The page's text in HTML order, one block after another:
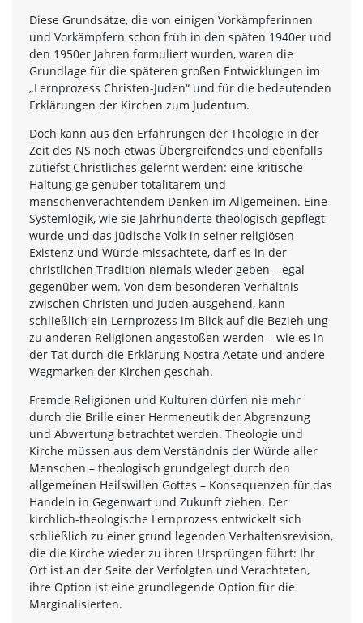
Diese Grundsätze, die von einigen Vorkämpferinnen
und Vorkämpfern schon früh in den späten 1940er und
den 1950er Jahren formuliert wurden, waren die
Grundlage für die späteren großen Entwicklungen im
„Lernprozess Christen-Juden“ und für die bedeutenden
Erklärungen der Kirchen zum Judentum.
Doch kann aus den Erfahrungen der Theologie in der
Zeit des NS noch etwas Übergreifendes und ebenfalls
zutiefst Christliches gelernt werden: eine kritische
Haltung ge genüber totalitärem und
menschenverachtendem Denken im Allgemeinen. Eine
Systemlogik, wie sie Jahrhunderte theologisch gepflegt
wurde und das jüdische Volk in seiner religiösen
Existenz und Würde missachtete, darf es in der
christlichen Tradition niemals wieder geben – egal
gegenüber wem. Von dem besonderen Verhältnis
zwischen Christen und Juden ausgehend, kann
schließlich ein Lernprozess im Blick auf die Bezieh ung
zu anderen Religionen angestoßen werden – wie es in
der Tat durch die Erklärung Nostra Aetate und andere
Wegmarken der Kirchen geschah.
Fremde Religionen und Kulturen dürfen nie mehr
durch die Brille einer Hermeneutik der Abgrenzung
und Abwertung betrachtet werden. Theologie und
Kirche müssen aus dem Verständnis der Würde aller
Menschen – theologisch grundgelegt durch den
allgemeinen Heilswillen Gottes – Konsequenzen für das
Handeln in Gegenwart und Zukunft ziehen. Der
kirchlich-theologische Lernprozess entwickelt sich
schließlich zu einer grund legenden Verhaltensrevision,
die die Kirche wieder zu ihren Ursprüngen führt: Ihr
Ort ist an der Seite der Verfolgten und Verachteten,
ihre Option ist eine grundlegende Option für die
Marginalisierten.